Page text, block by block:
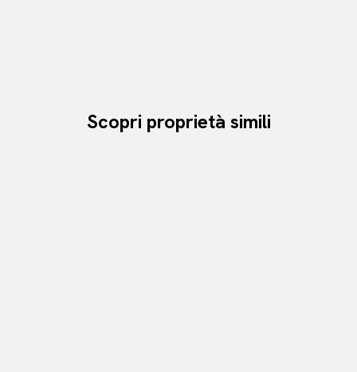
Scopri proprietà simili